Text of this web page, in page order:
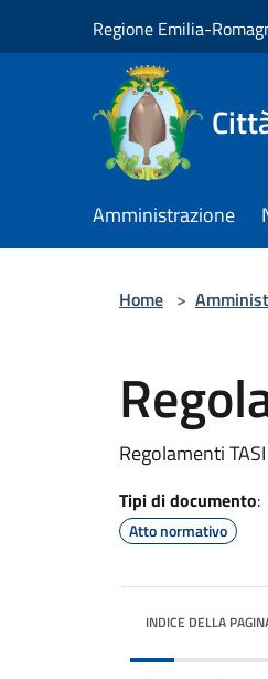
Regione Emilia-
Amministrazione
Home >
Regolamenti TASI
Tipi di documento:
Atto normativo
INDICE DELLA